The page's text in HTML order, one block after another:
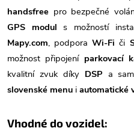
handsfree pro bezpečné
GPS modul s možností
Mapy.com, podporaWi-Fi či
možnost připojení parkovací
kvalitní zvuk díkyDSP a
slovenské menu i automatické
Vhodné do vozidel: